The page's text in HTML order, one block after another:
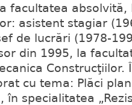
facultatea absolvită,
asistent stagiar
de lucrări (1978-
din 1995, la
Construcţiilor.
cu tema: Plăci
în specialitatea